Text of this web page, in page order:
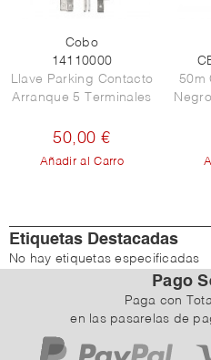
Cobo
14110000
Llave Parking Contacto
Arranque 5 Terminales
50,00 €
Añadir al Carro
50m
Etiquetas Destacadas
No hay etiquetas especificadas
Pago
Paga con
en las pasarelas de